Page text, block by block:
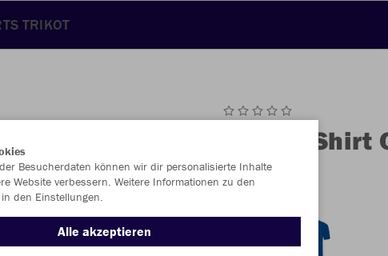
TRIKOT
T-
royal
Besucherdaten können wir dir personalisierte Inhalte
Website verbessern. Weitere Informationen zu den
den Einstellungen.
Alle akzeptieren